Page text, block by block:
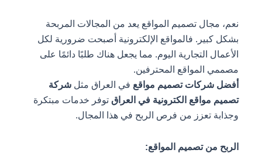
نعم، مجال تصميم المواقع يعد من المجالات المربحة
بشكل كبير. فالمواقع الإلكترونية أصبحت ضرورية لكل
الأعمال التجارية اليوم. مما يجعل هناك طلبًا دائمًا على
مصممي المواقع المحترفين.
أفضل شركات تصميم مواقع في العراق مثلشركة
تصميم مواقع الكترونية في العراق توفر خدمات مبتكرة
وجذابة تعزز من فرص الربح في هذا المجال.
الربح من تصميم المواقع: